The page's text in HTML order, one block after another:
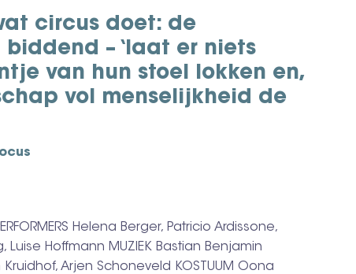
circus doet: de
– ‘laat er niets
van hun stoel lokken en,
vol menselijkheid de
Helena Berger, Patricio Ardissone,
Luise Hoffmann MUZIEK Bastian Benjamin
Kruidhof, Arjen Schoneveld KOSTUUM Oona